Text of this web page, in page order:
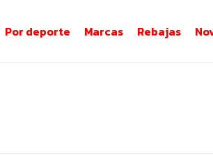
Por deporte Marcas Rebajas